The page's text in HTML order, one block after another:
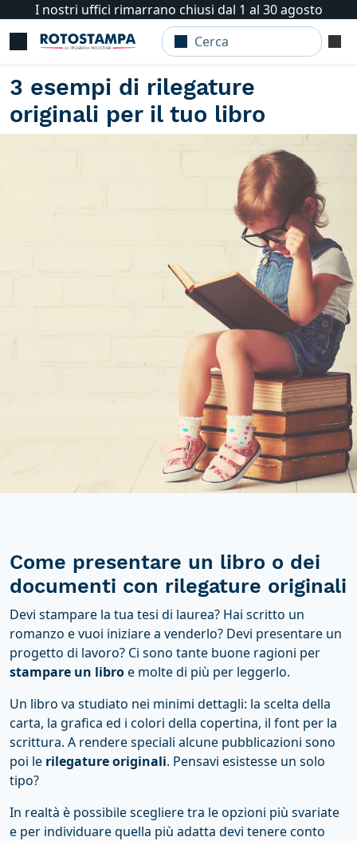
I nostri uffici rimarrano chiusi dal 1 al 30 agosto
3 esempi di rilegature
originali per il tuo libro
Come presentare un libro o dei
documenti con rilegature originali
Devi stampare la tua tesi di laurea? Hai scritto un
romanzo e vuoi iniziare a venderlo? Devi presentare un
progetto di lavoro? Ci sono tante buone ragioni per
stampare un libroe molte di più per leggerlo.
Un libro va studiato nei minimi dettagli: la scelta della
carta, la grafica ed i colori della copertina, il font per la
scrittura. A rendere speciali alcune pubblicazioni sono
poi le rilegature originali. Pensavi esistesse un solo
tipo?
In realtà è possibile scegliere tra le opzioni più svariate
e per individuare quella più adatta devi tenere conto